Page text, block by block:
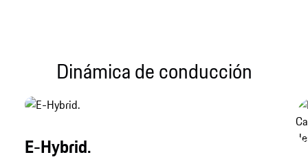
Dinámica de conducción
E-Hybrid.